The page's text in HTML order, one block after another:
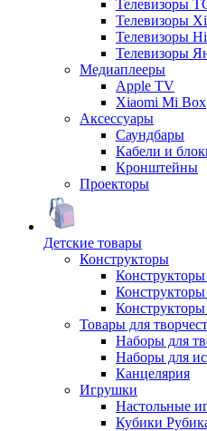
Телевизоры
Телевизоры
Телевизоры
Телевизоры
Медиаплееры
Apple TV
Xiaomi Mi Box
Аксессуары
Саундбары
Кабели и
Кронштейны
Проекторы
Детские товары
Конструкторы
Конструкторы
Товары для
Наборы для
Наборы для
Канцелярия
Игрушки
Настольные
Кубики